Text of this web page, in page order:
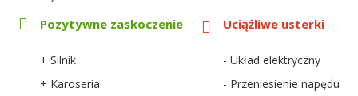
Pozytywne zaskoczenie
+ Silnik
+ Karoseria
Uciążliwe usterki
- Układ elektryczny
- Przeniesienie napędu